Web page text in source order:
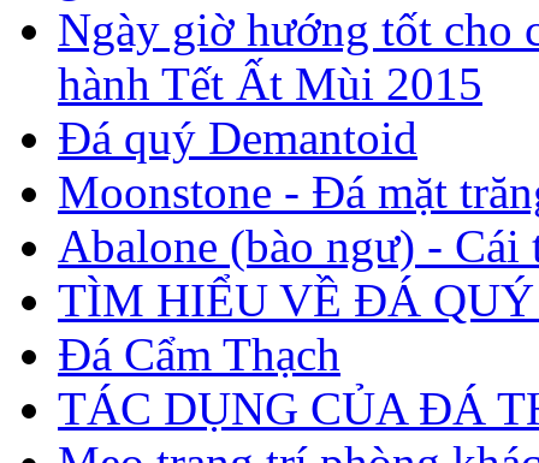
Ngày giờ hướng tốt cho
hành Tết Ất Mùi 2015
Đá quý Demantoid
Moonstone - Đá mặt
Abalone (bào ngư) - Cái
TÌM HIỂU VỀ ĐÁ QUÝ
Đá Cẩm Thạch
TÁC DỤNG CỦA ĐÁ